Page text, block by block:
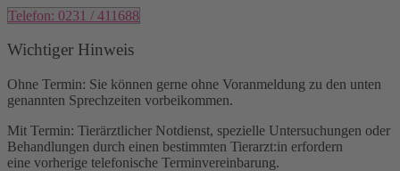
Telefon: 0231 / 411688
Wichtiger Hinweis
Ohne Termin: Sie können gerne ohne Voranmeldung zu den unten
genannten Sprechzeiten vorbeikommen.
Mit Termin: Tierärztlicher Notdienst, spezielle Untersuchungen oder
Behandlungen durch einen bestimmten Tierarzt:in erfordern
eine vorherige telefonische Terminvereinbarung.